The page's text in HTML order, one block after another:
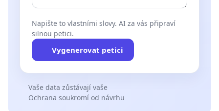
Napište to vlastními slovy. AI za vás připraví
silnou petici.
Vygenerovat petici
Vaše data zůstávají vaše
Ochrana soukromí od návrhu